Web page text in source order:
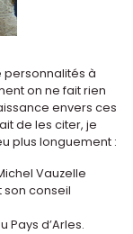
personnalités à
on ne fait rien
envers ces
de les citer, je
plus longuement :
Vauzelle
son conseil
Pays d’Arles.